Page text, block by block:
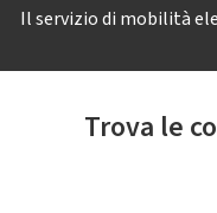
Il servizio di mobilità
Trova le